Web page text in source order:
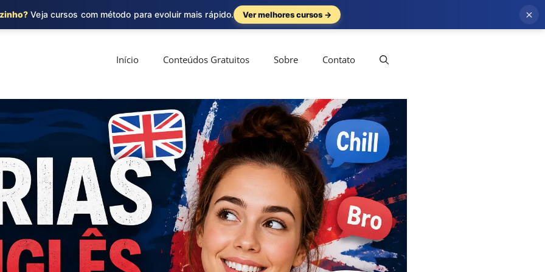
Início Conteúdos Gratuitos Sobre Contato
Veja cursos com método para evoluir mais rápido. Ver melhores cursos → ×